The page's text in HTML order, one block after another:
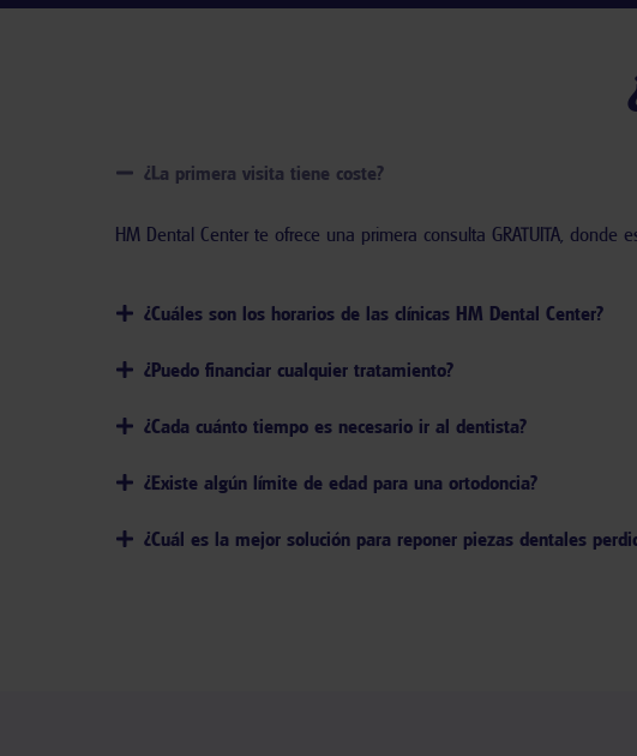
¿La primera visita tiene coste?
HM Dental Center te ofrece una primera consulta GRATUITA, donde
¿Cuáles son los horarios de las clínicas HM Dental Center?
¿Puedo financiar cualquier tratamiento?
¿Cada cuánto tiempo es necesario ir al dentista?
¿Existe algún límite de edad para una ortodoncia?
¿Cuál es la mejor solución para reponer piezas dentales